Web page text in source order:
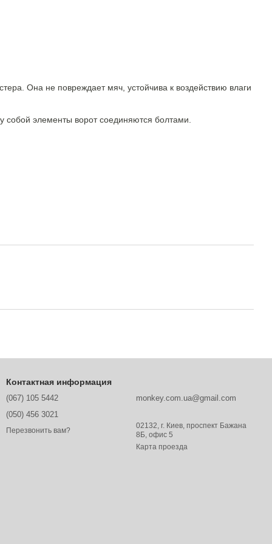
Она не повреждает мяч, устойчива к воздействию влаги
собой элементы ворот соединяются болтами.
Контактная информация
(067) 105 5442
(050) 456 3021
Перезвонить вам?
monkey.com.ua@gmail.com
02132, г. Киев, проспект Бажана
8Б, офис 5
Карта проезда